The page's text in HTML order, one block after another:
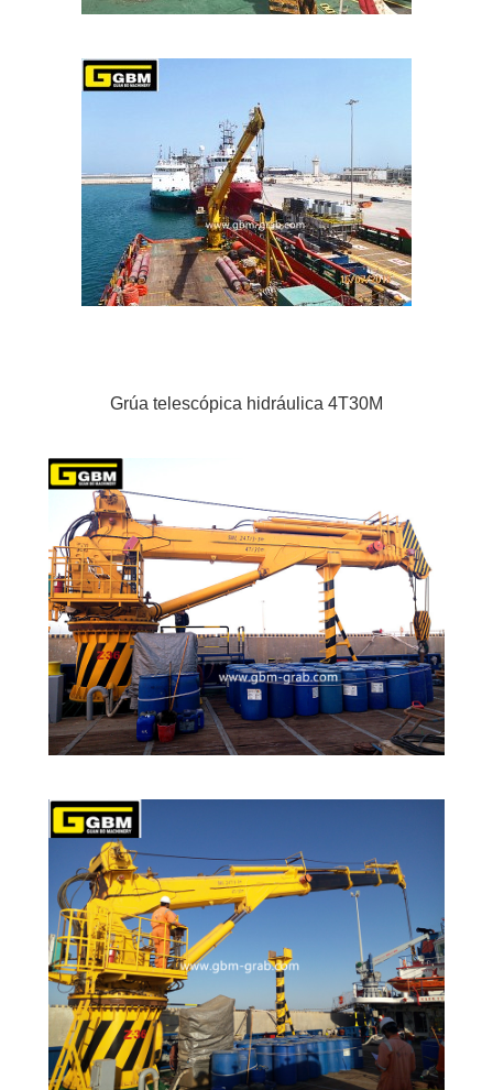
Grúa telescópica hidráulica 4T30M